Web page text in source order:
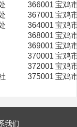
366001 宝鸡
367001 宝鸡
364001 宝鸡
368001 宝鸡
369001 宝鸡
370001 宝鸡
372001 宝鸡
375001 宝鸡
我们